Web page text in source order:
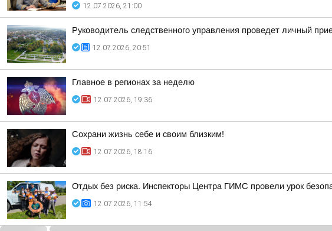
12.07.2026, 21:00
Руководитель следственного управления проведет личный
12.07.2026, 20:51
Главное в регионах за неделю
12.07.2026, 19:36
Сохрани жизнь себе и своим близким!
12.07.2026, 18:16
Отдых без риска. Инспекторы Центра ГИМС провели урок
12.07.2026, 11:54